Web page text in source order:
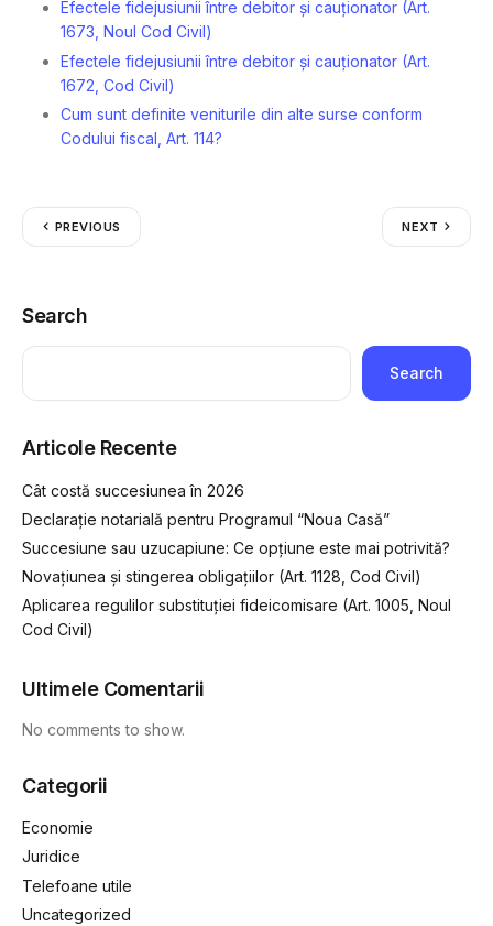
Efectele fidejusiunii între debitor și cauționator (Art.
1673, Noul Cod Civil)
Efectele fidejusiunii între debitor și cauționator (Art.
1672, Cod Civil)
Cum sunt definite veniturile din alte surse conform
Codului fiscal, Art. 114?
PREVIOUS NEXT
Search
Search
Articole Recente
Cât costă succesiunea în 2026
Declarație notarială pentru Programul “Noua Casă”
Succesiune sau uzucapiune: Ce opțiune este mai potrivită?
Novațiunea și stingerea obligațiilor (Art. 1128, Cod Civil)
Aplicarea regulilor substituției fideicomisare (Art. 1005, Noul
Cod Civil)
Ultimele Comentarii
No comments to show.
Categorii
Economie
Juridice
Telefoane utile
Uncategorized